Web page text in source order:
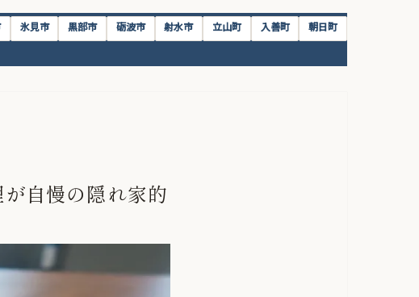
氷見市 黒部市 砺波市 射水市 立山町 入善町 朝日町
自慢の隠れ家的